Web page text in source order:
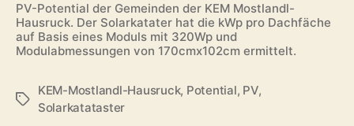
PV-Potential der Gemeinden der KEM Mostlandl-
Hausruck. Der Solarkatater hat die kWp pro Dachfäche
auf Basis eines Moduls mit 320Wp und
Modulabmessungen von 170cmx102cm ermittelt.
Schlagwörter
KEM-Mostlandl-Hausruck, Potential, PV,
Solarkatataster